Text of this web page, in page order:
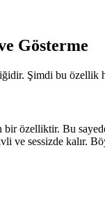
Gösterme
Şimdi bu özellik
özelliktir. Bu
ve sessizde kalır.